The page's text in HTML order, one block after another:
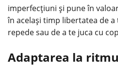
imperfecțiuni și pune în
în același timp libertatea de a
repede sau de a te juca cu
Adaptarea la